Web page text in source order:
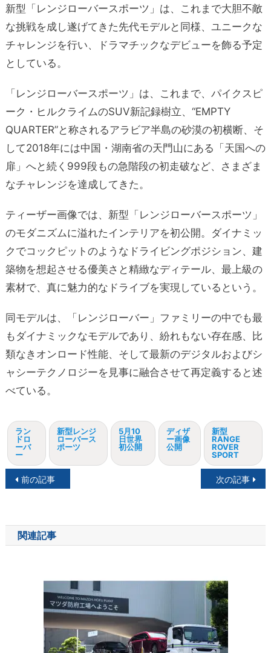
新型「レンジローバースポーツ」は、これまで大胆不敵
な挑戦を成し遂げてきた先代モデルと同様、ユニークな
チャレンジを行い、ドラマチックなデビューを飾る予定
としている。
「 レンジローバースポーツ 」は、これまで、パイクスピ
ーク・ヒルクライムのSUV新記録樹立、“EMPTY
QUARTER”と称されるアラビア半島の砂漠の初横断、そ
して2018年には中国・湖南省の天門山にある「天国への
扉」へと続く 999段もの急階段の初走破など、さまざま
なチャレンジを達成してきた。
ティーザー画像では、新型「レンジローバースポーツ」
のモダニズムに溢れたインテリアを初公開。ダイナミッ
クでコックピットのようなドライビングポジション、建
築物を想起させる優美さと精緻なディテール、最上級の
素材で、真に魅力的なドライブを実現しているという。
同モデルは、「レンジローバー」ファミリーの中でも最
もダイナミックなモデルであり、紛れもない存在感、比
類なきオンロード性能、そして最新のデジタルおよびシ
ャシーテクノロジーを見事に融合させて再定義すると述
べている。
ラン
ドロ
ーバ
ー
新型レンジ
ローバース
ポーツ
5月10
日世界
初公開
ディザ
ー画像
公開
新型
RANGE
ROVER
SPORT
投
ナ
ビ
前の記事 次の記事
関連記事